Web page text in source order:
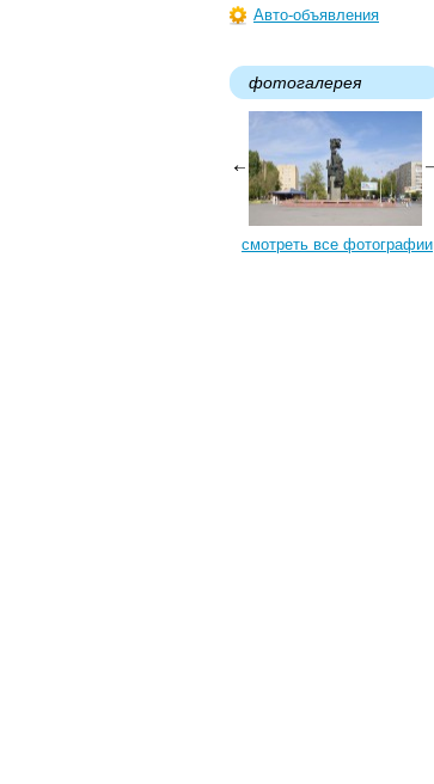
Авто-объявления
фотогалерея
смотреть все фотографии